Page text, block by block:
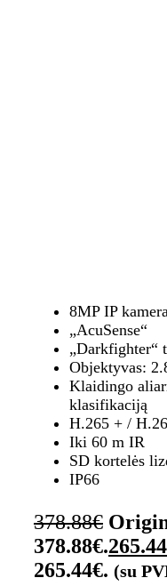
8MP IP
„AcuSense“
„Darkfighter“
Objektyvas:
Klaidingo
klasifikaciją
H.265 + /
Iki 60 m IR
SD kortelės
IP66
378.88€
378.88€.265.44
265.44€. (su